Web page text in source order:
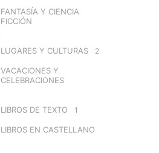
FANTASÍA Y CIENCIA
FICCIÓN
LUGARES Y CULTURAS 2
VACACIONES Y
CELEBRACIONES
LIBROS DE TEXTO 1
LIBROS EN CASTELLANO